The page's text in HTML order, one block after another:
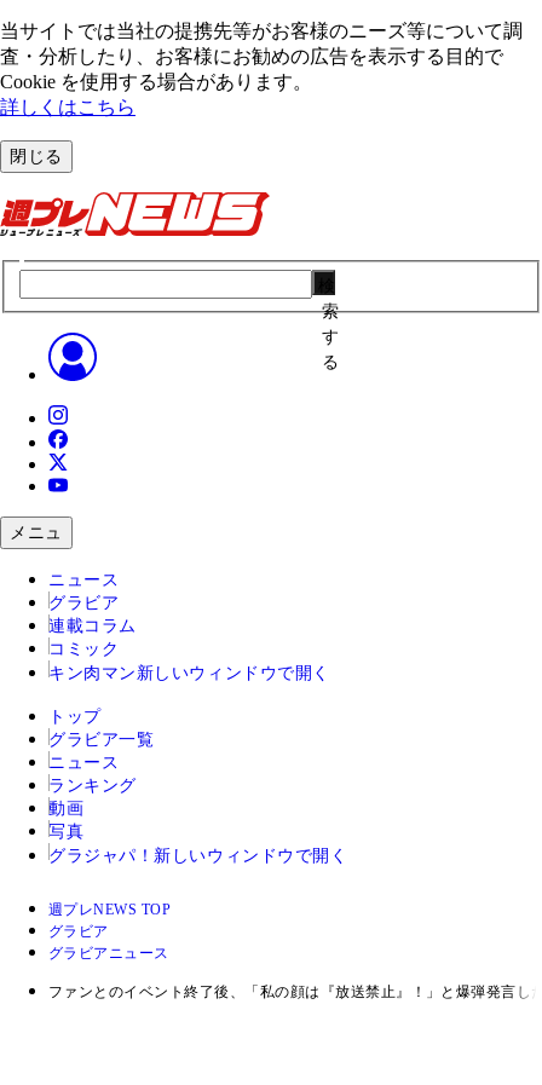
当サイトでは当社の提携先等がお客様のニーズ等について調
査・分析したり、お客様にお勧めの広告を表⽰する⽬的で
Cookie を使⽤する場合があります。
詳しくはこちら
閉じる
索
す
る
メニュ
ニュース
グラビア
連載コラム
コミック
キン肉マン 新しいウィンドウで開く
トップ
グラビア一覧
ニュース
ランキング
動画
写真
グラジャパ！ 新しいウィンドウで開く
週プレNEWS TOP
グラビア
グラビアニュース
ファンとのイベント終了後、「私の顔は『放送禁止』！」と爆弾発言し